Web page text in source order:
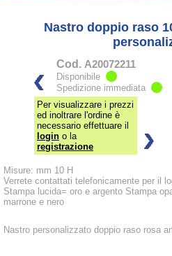
Nastro doppio raso
Cod. A20072211
Disponibile
Spedizione immediata
Per visualizzare i prezzi
ed inoltrare l'ordine è
necessario effettuare il
login o la
registrazione
Misure: mm 10 H
Verrete contattati telefonicamente per il
Stampa lucida= oro e argento Stampa
marrone e nero
Nastro personalizzato doppio raso rosa